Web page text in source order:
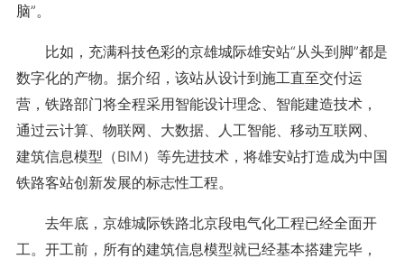
脑”。
比如，充满科技色彩的京雄城际雄安站“从头到脚”都是
数字化的产物。据介绍，该站从设计到施工直至交付运
营，铁路部门将全程采用智能设计理念、智能建造技术，
通过云计算、物联网、大数据、人工智能、移动互联网、
建筑信息模型（BIM）等先进技术，将雄安站打造成为中国
铁路客站创新发展的标志性工程。
去年底，京雄城际铁路北京段电气化工程已经全面开
工。开工前，所有的建筑信息模型就已经基本搭建完毕，